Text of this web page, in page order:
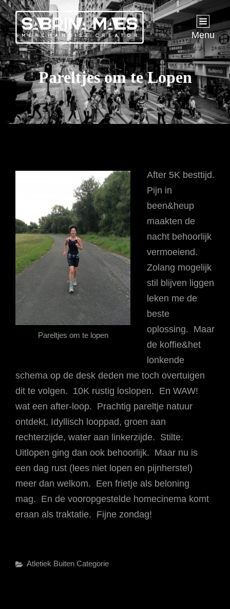
Menu
Pareltjes om te Lopen
Pareltjes om te lopen
After 5K besttijd.
Pijn in
been&heup
maakten de
nacht behoorlijk
vermoeiend.
Zolang mogelijk
stil blijven liggen
leken me de
beste
oplossing. Maar
de koffie&het
lonkende
schema op de desk deden me toch overtuigen
dit te volgen. 10K rustig loslopen. En WAW!
wat een after-loop. Prachtig pareltje natuur
ontdekt, Idyllisch looppad, groen aan
rechterzijde, water aan linkerzijde. Stilte.
Uitlopen ging dan ook behoorlijk. Maar nu is
een dag rust (lees niet lopen en pijnherstel)
meer dan welkom. Een frietje als beloning
mag. En de vooropgestelde homecinema komt
eraan als traktatie. Fijne zondag!
Categories
Atletiek Buiten Categorie